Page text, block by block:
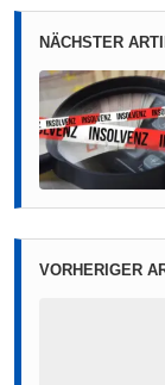
NÄCHSTER
VORHERIGER